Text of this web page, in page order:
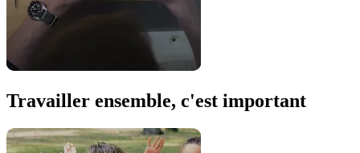
Travailler ensemble, c'est important